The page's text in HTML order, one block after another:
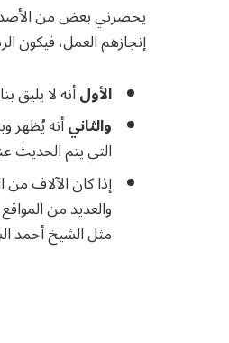
يحضرني بعض من
إنجازهم العمل، فيكون
الأولأنه لا يليق
والثانيأنه يُظهر
التي يتم الحديث
إذا كان الآلاف من
والعديد من
مثل الشيخ أحمد